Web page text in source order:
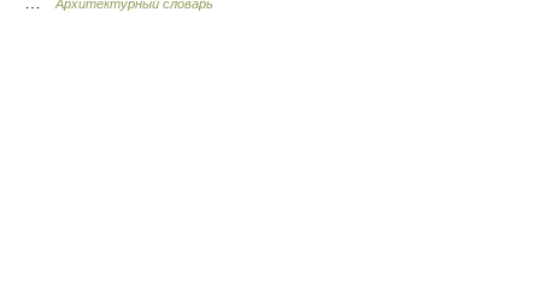
Архитектурный словарь